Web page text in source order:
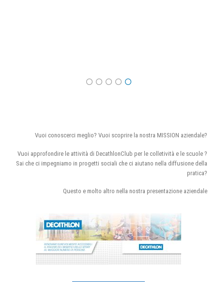
Vuoi conoscerci meglio? Vuoi scoprire la nostra MISSION aziendale?
Vuoi approfondire le attività di DecathlonClub per le colletività e le scuole ?
Sai che ci impegniamo in progetti sociali che ci aiutano nella diffusione della
pratica?
Questo e molto altro nella nostra presentazione aziendale